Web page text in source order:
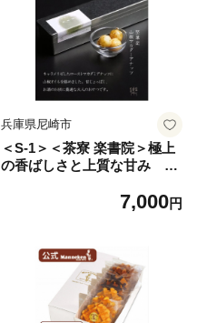
兵庫県尼崎市
＜S-1＞＜茶寮 楽書院＞極上
の香ばしさと上質な甘み
ツ」1缶【1738176】7,000円